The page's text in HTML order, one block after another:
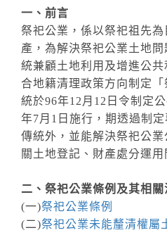
一、前言
祭祀公業，係以祭祀祖先
產，為解決祭祀公業土地
統兼顧土地利用及增進公
合地籍清理政策方向制定
統於96年12月12日令制定
年7月1日施行，期透過制
傳統外，並能解決祭祀公
關土地登記、財產處分運用
二、祭祀公業條例及其相關
(一)祭祀公業條例
(二)祭祀公業未能釐清權屬